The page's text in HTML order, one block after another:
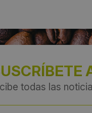
todas las